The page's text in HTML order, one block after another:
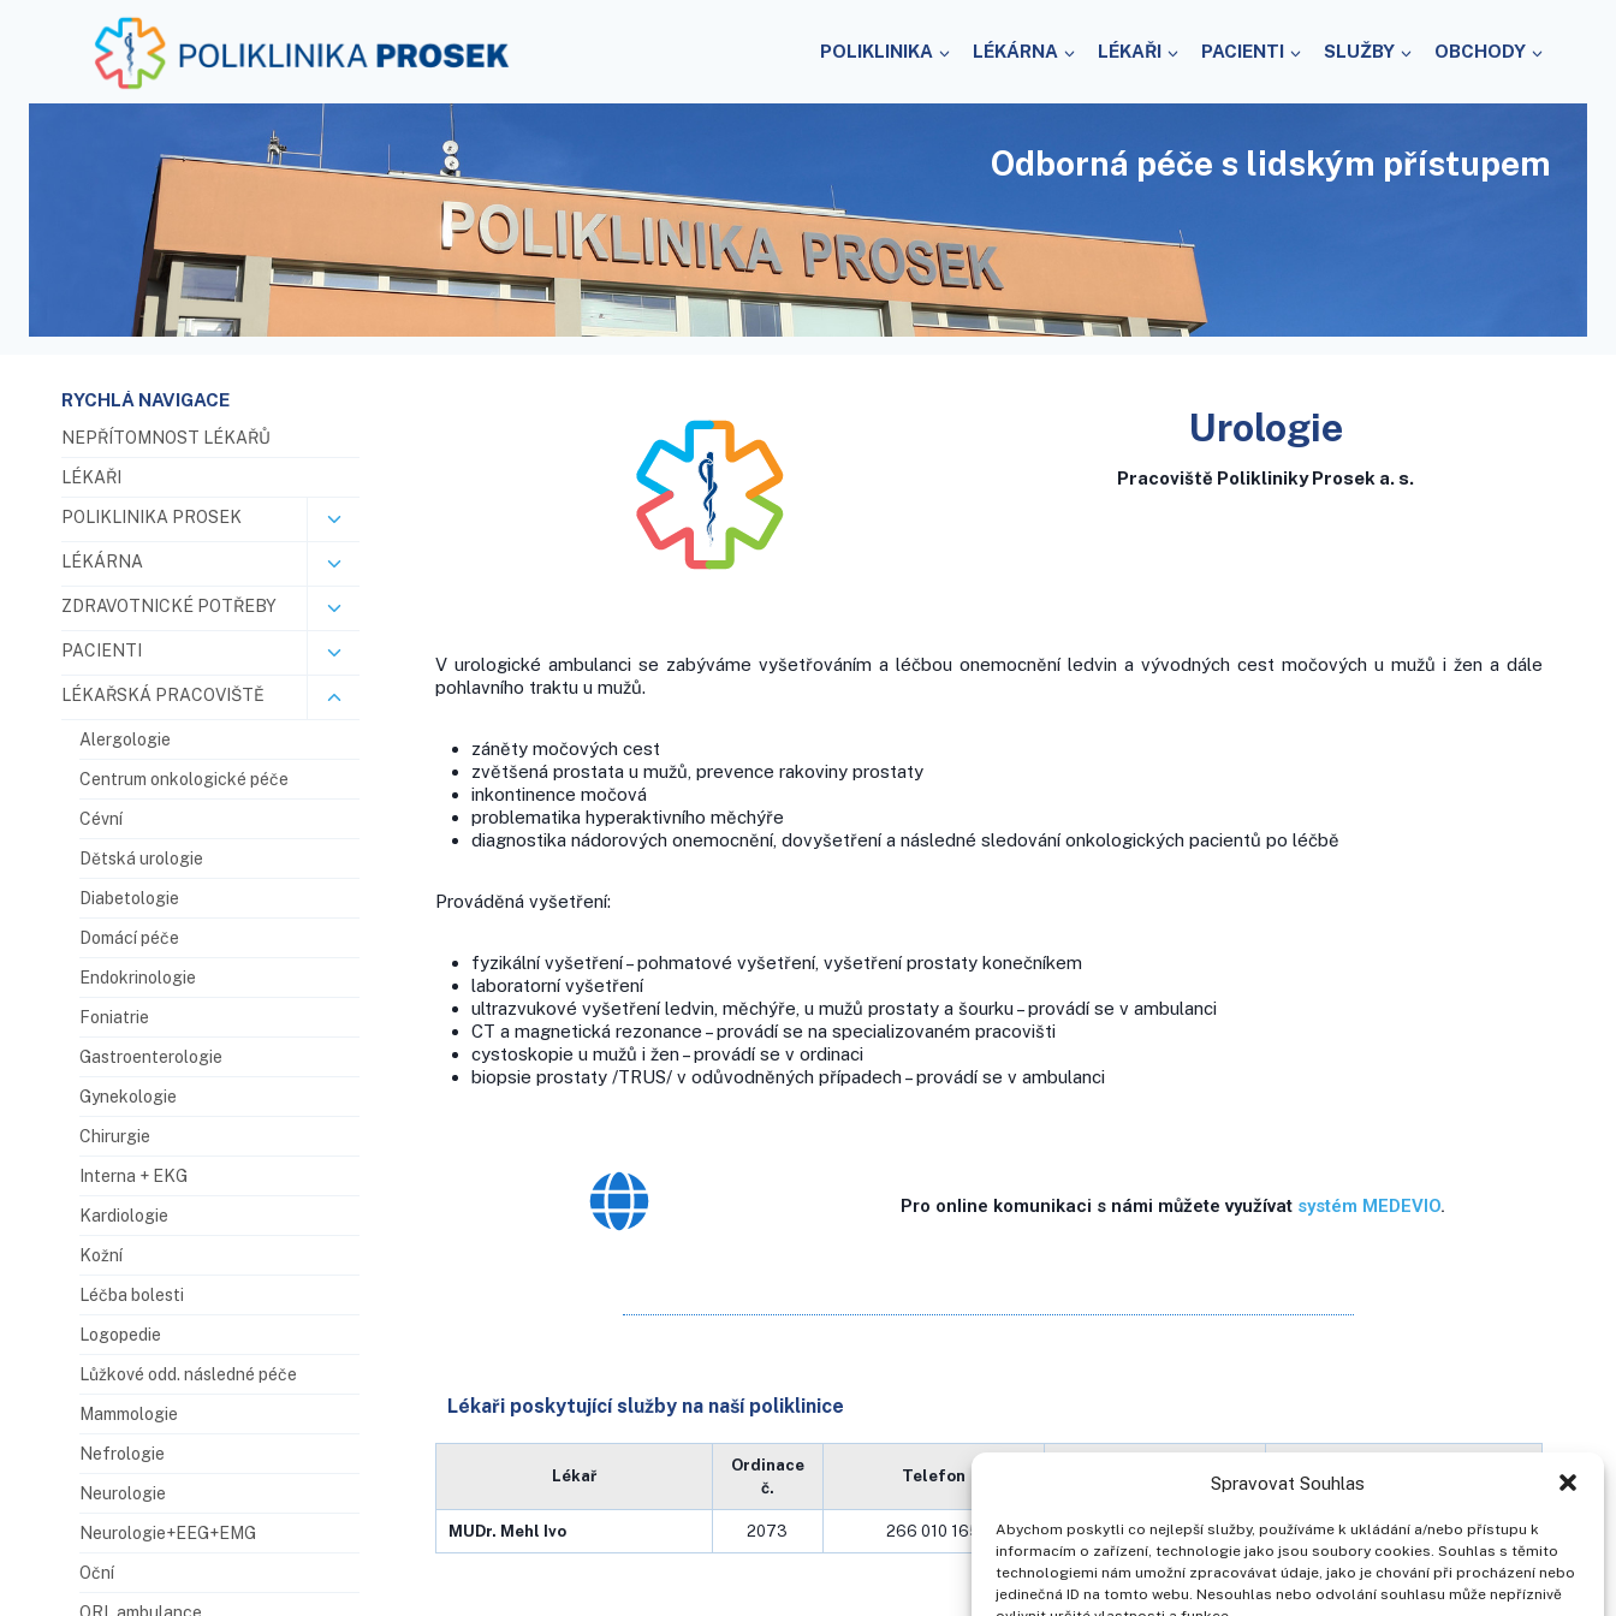
Spravovat Souhlas
Abychom poskytli co nejlepší služby, používáme k ukládání a/nebo přístupu k
informacím o zařízení, technologie jako jsou soubory cookies. Souhlas s těmito
technologiemi nám umožní zpracovávat údaje, jako je chování při procházení nebo
jedinečná ID na tomto webu. Nesouhlas nebo odvolání souhlasu může nepříznivě
POLIKLINIKA LÉKÁRNA LÉKAŘI PACIENTI SLUŽBY OBCHODY
Odborná péče s lidským přístupem
Urologie
Pracoviště Polikliniky Prosek a. s.
V urologické ambulanci se zabýváme vyšetřováním a léčbou onemocnění ledvin a vývodných cest močových u mužů i žen a dále
pohlavního traktu u mužů.
záněty močových cest
zvětšená prostata u mužů, prevence rakoviny prostaty
inkontinence močová
problematika hyperaktivního měchýře
diagnostika nádorových onemocnění, dovyšetření a následné sledování onkologických pacientů po léčbě
Prováděná vyšetření:
fyzikální vyšetření – pohmatové vyšetření, vyšetření prostaty konečníkem
laboratorní vyšetření
ultrazvukové vyšetření ledvin, měchýře, u mužů prostaty a šourku – provádí se v ambulanci
CT a magnetická rezonance – provádí se na specializovaném pracovišti
cystoskopie u mužů i žen – provádí se v ordinaci
biopsie prostaty /TRUS/ v odůvodněných případech – provádí se v ambulanci
Pro online komunikaci s námi můžete využívat systém MEDEVIO.
Lékaři poskytující služby na naší poliklinice
Lékař
Ordinace
č.
Telefon Organizace
MUDr. Mehl Ivo 2073 266 010 165 Poliklinika Prosek a.s.
RYCHLÁ NAVIGACE
NEPŘÍTOMNOST LÉKAŘŮ
LÉKAŘI
POLIKLINIKA PROSEK
LÉKÁRNA
ZDRAVOTNICKÉ POTŘEBY
PACIENTI
LÉKAŘSKÁ PRACOVIŠTĚ
Alergologie
Centrum onkologické péče
Cévní
Dětská urologie
Diabetologie
Domácí péče
Endokrinologie
Foniatrie
Gastroenterologie
Gynekologie
Chirurgie
Interna + EKG
Kardiologie
Kožní
Léčba bolesti
Logopedie
Lůžkové odd. následné péče
Mammologie
Nefrologie
Neurologie
Neurologie+EEG+EMG
Oční